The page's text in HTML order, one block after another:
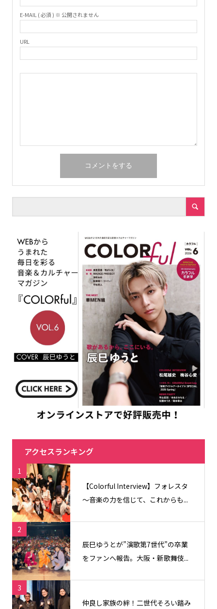
E-MAIL ( 必須 ) ※ 公開されません
URL
アクセスランキング
1
【Colorful Interview】フォレスタ
〜音楽の力を信じて、これからも...
2
辰巳ゆうとが”演歌第7世代”の卒業
をファンへ報告。大阪・新歌舞伎...
3
仲良し家族の絆！二世代そろい踏み